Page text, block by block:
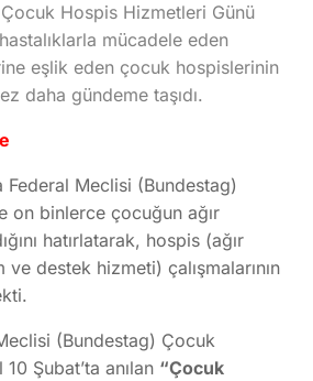
Çocuk Hospis Hizmetleri Günü
mücadele eden
eşlik eden çocuk hospislerinin
daha gündeme taşıdı.
Federal Meclisi (Bundestag)
on binlerce çocuğun ağır
hatırlatarak, hospis (ağır
ve destek hizmeti) çalışmalarının
(Bundestag) Çocuk
Şubat’ta anılan “Çocuk